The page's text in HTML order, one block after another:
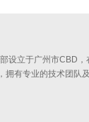
设立于广州市CBD，
拥有专业的技术团队